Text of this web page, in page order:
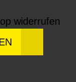
widerrufen